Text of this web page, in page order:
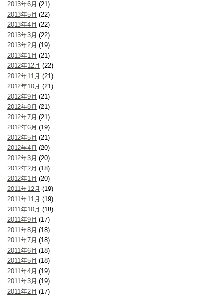
2013年6月 (21)
2013年5月 (22)
2013年4月 (22)
2013年3月 (22)
2013年2月 (19)
2013年1月 (21)
2012年12月 (22)
2012年11月 (21)
2012年10月 (21)
2012年9月 (21)
2012年8月 (21)
2012年7月 (21)
2012年6月 (19)
2012年5月 (21)
2012年4月 (20)
2012年3月 (20)
2012年2月 (18)
2012年1月 (20)
2011年12月 (19)
2011年11月 (19)
2011年10月 (18)
2011年9月 (17)
2011年8月 (18)
2011年7月 (18)
2011年6月 (18)
2011年5月 (18)
2011年4月 (19)
2011年3月 (19)
2011年2月 (17)